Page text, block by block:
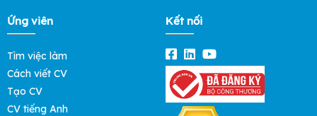
Ứng viên
Tìm việc làm
Cách viết CV
Tạo CV
CV tiếng Anh
Kết nối